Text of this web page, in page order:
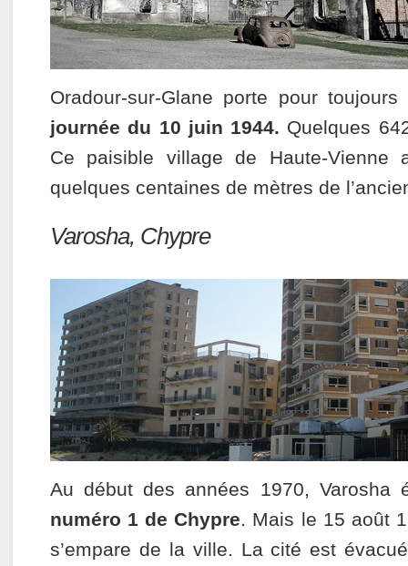
Oradour-sur-Glane porte pour
journée du 10 juin 1944. Quelques
Ce paisible village de Haute-Vienne
quelques centaines de mètres de
Varosha, Chypre
Au début des années 1970, Varosha
numéro 1 de Chypre. Mais le 15 août
s’empare de la ville. La cité est